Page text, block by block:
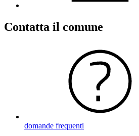
Contatta il comune
domande frequenti